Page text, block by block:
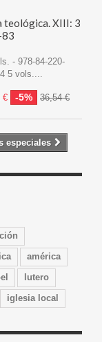
teológica. XIII: 3
- 978-84-220-
5 vols....
€ -5% 36,54 €
especiales
américa
lutero
iglesia local